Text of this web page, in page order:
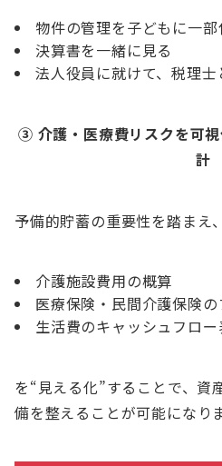
物件の管理を子どもに一部
決算書を一緒に見る
法人役員に就けて、税理
③ 介護・医療費リスクを可
計
予備的貯蓄の重要性を踏まえ、
介護施設費用の概算
医療保険・民間介護保険の
生活費のキャッシュフロー
を“見える化”することで、資
備を整えることが可能になりま